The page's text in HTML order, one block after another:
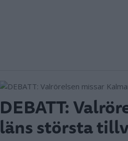
DEBATT:
läns största